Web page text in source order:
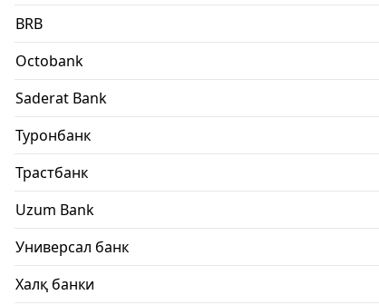
BRB
Octobank
Saderat Bank
Туронбанк
Трастбанк
Uzum Bank
Универсал банк
Халқ банки